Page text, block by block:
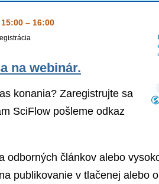
– 16:00
na webinár.
konania? Zaregistrujte sa
SciFlow pošleme odkaz
odborných článkov alebo
publikovanie v tlačenej alebo